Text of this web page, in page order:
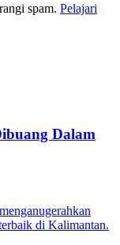
spam. Pelajari
Dalam